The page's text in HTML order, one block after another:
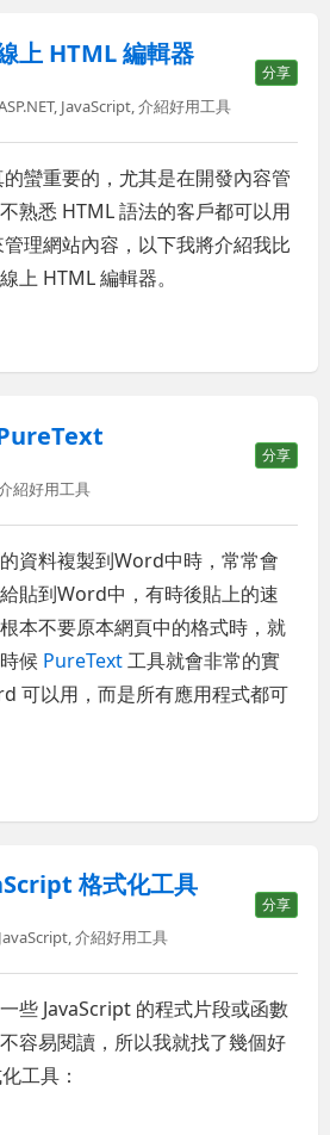
上 HTML 編輯器
分享
, JavaScript,介紹好用工具
蠻重要的，尤其是在開發內容管
熟悉 HTML 語法的客戶都可以用
理網站內容，以下我將介紹我比
上 HTML 編輯器。
分享
紹好用工具
資料複製到Word中時，常常會
貼到Word中，有時後貼上的速
本不要原本網頁中的格式時，就
候 PureText工具就會非常的實
可以用，而是所有應用程式都可
格式化工具
分享
JavaScript,介紹好用工具
些 JavaScript 的程式片段或函數
容易閱讀，所以我就找了幾個好
工具：